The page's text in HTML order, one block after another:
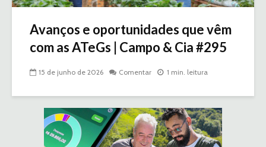
Avanços e oportunidades que vêm
com as ATeGs | Campo & Cia #295
15 de junho de 2026 Comentar 1 min. leitura